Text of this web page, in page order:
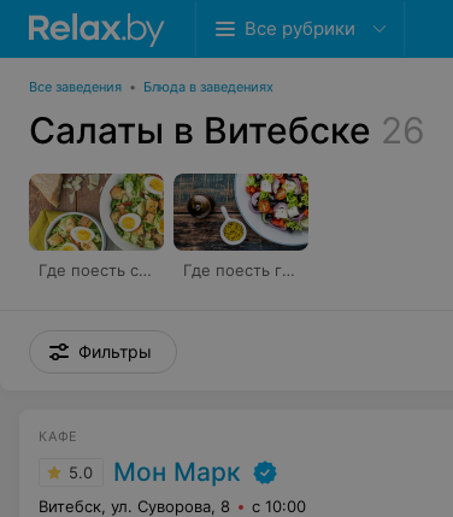
Все рубрики
Все заведения • Блюда в заведениях
Салаты в Витебске 26
Где поесть салат «Цезарь» Где поесть греческий салат
Фильтры
КАФЕ
5.0 Мон Марк
Витебск, ул. Суворова, 8 с 10:00